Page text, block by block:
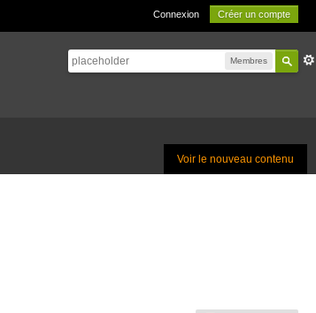
Connexion Créer un compte
Membres
Voir le nouveau contenu